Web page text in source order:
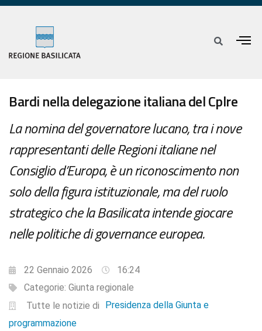
Bardi nella delegazione italiana del Cplre
La nomina del governatore lucano, tra i nove
rappresentanti delle Regioni italiane nel
Consiglio d’Europa, è un riconoscimento non
solo della figura istituzionale, ma del ruolo
strategico che la Basilicata intende giocare
nelle politiche di governance europea.
22 Gennaio 2026
16:24
Categorie: Giunta regionale
Tutte le notizie di
Presidenza della Giunta e
programmazione